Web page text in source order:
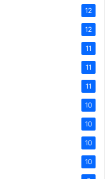
12
12
11
11
11
10
10
10
10